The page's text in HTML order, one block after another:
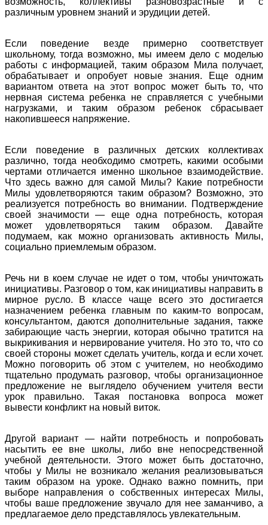
различным уровнем знаний и эрудиции детей.
Если поведение везде примерно соответствует
школьному, тогда возможно, мы имеем дело с моделью
работы с информацией, таким образом Мила получает,
обрабатывает и опробует новые знания. Еще одним
вариантом ответа на этот вопрос может быть то, что
нервная система ребенка не справляется с учебными
нагрузками, и таким образом ребенок сбрасывает
накопившееся напряжение.
Если поведение в различных детских коллективах
различно, тогда необходимо смотреть, какими особыми
чертами отличается именно школьное взаимодействие.
Что здесь важно для самой Милы? Какие потребности
Милы удовлетворяются таким образом? Возможно, это
реализуется потребность во внимании. Подтверждение
своей значимости — еще одна потребность, которая
может удовлетворяться таким образом. Давайте
подумаем, как можно организовать активность Милы,
социально приемлемым образом.
Речь ни в коем случае не идет о том, чтобы уничтожать
инициативы. Разговор о том, как инициативы направить в
мирное русло. В классе чаще всего это достигается
назначением ребенка главным по каким-то вопросам,
консультантом, даются дополнительные задания, также
забирающие часть энергии, которая обычно тратится на
выкрикивания и нервирование учителя. Но это то, что со
своей стороны может сделать учитель, когда и если хочет.
Можно поговорить об этом с учителем, но необходимо
тщательно продумать разговор, чтобы организационное
предложение не выглядело обучением учителя вести
урок правильно. Такая постановка вопроса может
вывести конфликт на новый виток.
Другой вариант — найти потребность и попробовать
насытить ее вне школы, либо вне непосредственной
учебной деятельности. Этого может быть достаточно,
чтобы у Милы не возникало желания реализовываться
таким образом на уроке. Однако важно помнить, при
выборе направления о собственных интересах Милы,
чтобы ваше предложение звучало для нее заманчиво, а
предлагаемое дело представлялось увлекательным.